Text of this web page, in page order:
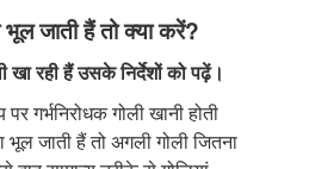
जाती हैं तो क्या करें?
रही हैं उसके निर्देशोंको पढ़ें।
गर्भनिरोधक गोली खानी होती
जाती हैं तो अगली गोली जितना